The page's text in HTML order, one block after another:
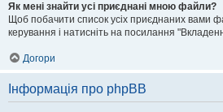
Як мені знайти усі приєднані мною файли?
Щоб побачити список усіх приєднаних вами
керування і натисніть на посилання
Догори
Інформація про phpBB